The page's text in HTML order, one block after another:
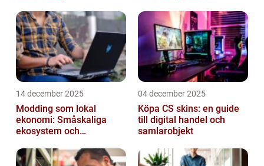
14 december 2025
Modding som lokal
ekonomi: Småskaliga
ekosystem och
04 december 2025
Köpa CS skins: en guide
till digital handel och
samlarobjekt